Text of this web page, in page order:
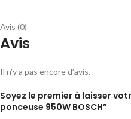
Avis (0)
Avis
Il n’y a pas encore d’avis.
Soyez le premier à laisser
ponceuse 950W BOSCH”